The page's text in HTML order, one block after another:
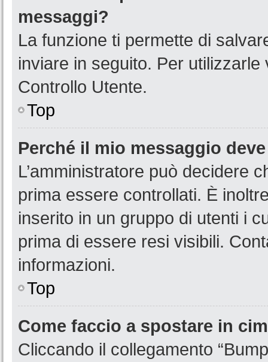
messaggi?
La funzione ti permette di
inviare in seguito. Per utilizzarle
Controllo Utente.
Top
Perché il mio messaggio
L’amministratore può decidere
prima essere controllati. È
inserito in un gruppo di utenti i
prima di essere resi visibili.
informazioni.
Top
Come faccio a spostare in
Cliccando il collegamento